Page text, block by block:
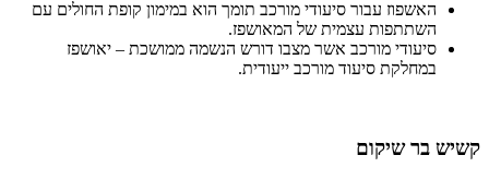
האשפוז עבור סיעודי מורכב תומך הוא במימון קופת החולים עם
השתתפות עצמית של המאושפז.
סיעודי מורכב אשר מצבו דורש הנשמה ממושכת – יאושפז
במחלקת סיעוד מורכב ייעודית.
קשיש בר שיקום